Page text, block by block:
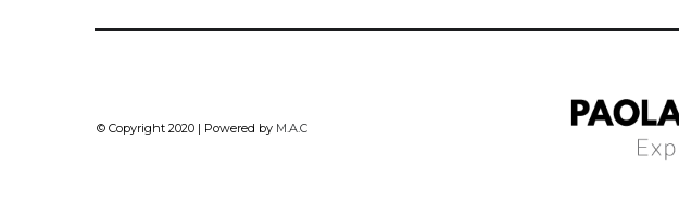
© Copyright 2020 | Powered by M.A.C